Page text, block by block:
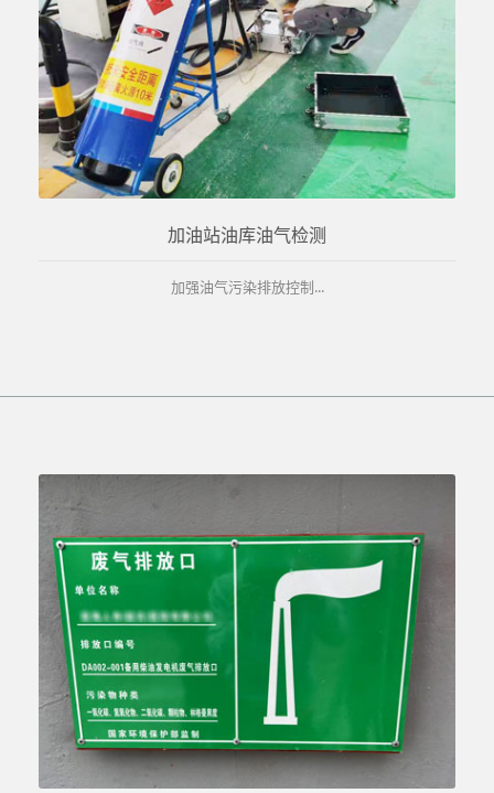
加油站油库油气检测
加强油气污染排放控制...